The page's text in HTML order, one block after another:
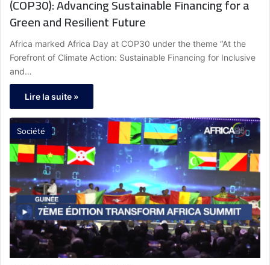
(COP30): Advancing Sustainable Financing for a
Green and Resilient Future
Africa marked Africa Day at COP30 under the theme “At the
Forefront of Climate Action: Sustainable Financing for Inclusive
and…
Lire la suite »
Société